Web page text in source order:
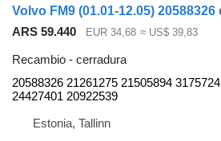
ARS 59.440 EUR 34,68 ≈ US$ 39,83
Recambio - cerradura
20588326 21261275 21505894 3175724
24427401 20922539
Estonia, Tallinn